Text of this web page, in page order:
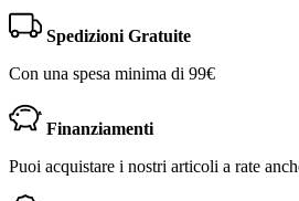
Spedizioni Gratuite
Con una spesa minima di 99€
Finanziamenti
Puoi acquistare i nostri articoli a rate